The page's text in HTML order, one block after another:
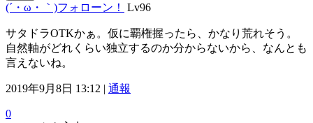
(´・ω・｀)フォローン！ Lv96
サタドラOTKかぁ。仮に覇権握ったら、かなり荒れそう。
自然軸がどれくらい独立するのか分からないから、なんとも
言えないね。
2019年9月8日 13:12 | 通報
0